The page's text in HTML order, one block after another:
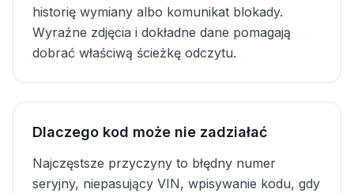
historię wymiany albo komunikat blokady.
Wyraźne zdjęcia i dokładne dane pomagają
dobrać właściwą ścieżkę odczytu.
Dlaczego kod może nie zadziałać
Najczęstsze przyczyny to błędny numer
seryjny, niepasujący VIN, wpisywanie kodu, gdy